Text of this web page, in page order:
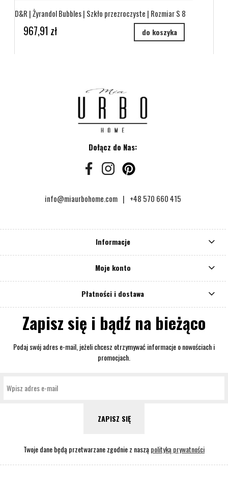
D&R | Żyrandol Bubbles | Szkło przezroczyste | Rozmiar S 8
967,91 zł do koszyka
Dołącz do Nas:
info@miaurbohome.com +48 570 660 415
Informacje
Moje konto
Płatności i dostawa
Zapisz się i bądź na bieżąco
Podaj swój adres e-mail, jeżeli chcesz otrzymywać informacje o nowościach i
promocjach.
ZAPISZ SIĘ
Twoje dane będą przetwarzane zgodnie z naszą polityką prywatności